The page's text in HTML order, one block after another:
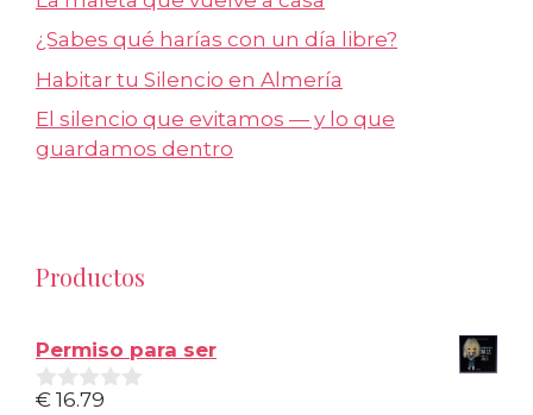
¿Sabes qué harías con un día libre?
Habitar tu Silencio en Almería
El silencio que evitamos — y lo que
guardamos dentro
Productos
Permiso para ser
0
€ 16.79